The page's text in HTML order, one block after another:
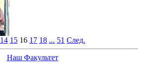
14 15 16 17 18 ... 51 След.
Наш Факультет